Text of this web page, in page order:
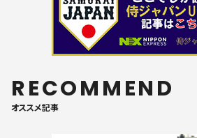
RECOMMEND
オススメ記事